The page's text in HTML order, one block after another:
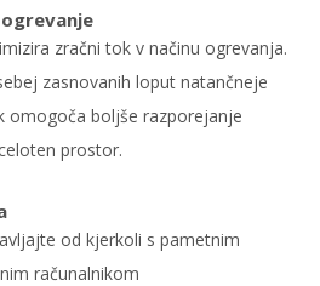
zračni tok v načinu ogrevanja.
zasnovanih loput natančneje
omogoča boljše razporejanje
prostor.
od kjerkoli s pametnim
računalnikom